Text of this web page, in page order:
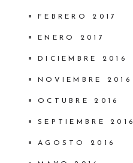
FEBRERO 2017
ENERO 2017
DICIEMBRE 2016
NOVIEMBRE 2016
OCTUBRE 2016
SEPTIEMBRE 2016
AGOSTO 2016